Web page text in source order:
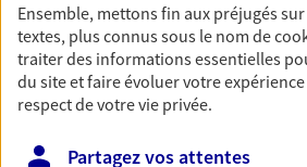
Nos offres phares
Réalisez vos projets grâce à
Ensemble, mettons fin aux préjugés
textes, plus connus sous le nom de
traiter des informations essentielles
du site et faire évoluer votre
respect de votre vie privée.
Partagez vos attentes